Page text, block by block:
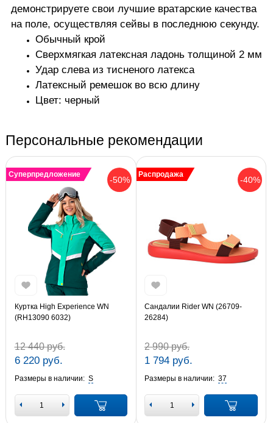
демонстрируете свои лучшие вратарские качества
на поле, осуществляя сейвы в последнюю секунду.
Обычный крой
Сверхмягкая латексная ладонь толщиной 2 мм
Удар слева из тисненого латекса
Латексный ремешок во всю длину
Цвет: черный
Персональные рекомендации
-50%
Суперпредложение
Куртка High Experience WN
(RH13090 6032)
12 440 руб.
6 220 руб.
Размеры в наличии: S
-40%
Распродажа
Сандалии Rider WN (26709-
26284)
2 990 руб.
1 794 руб.
Размеры в наличии: 37